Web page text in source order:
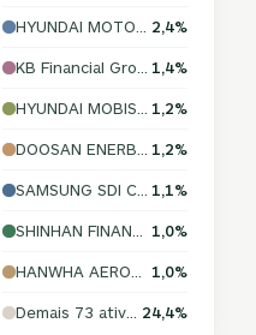
2,4%
1,4%
1,2%
1,2%
1,1%
1,0%
1,0%
24,4%